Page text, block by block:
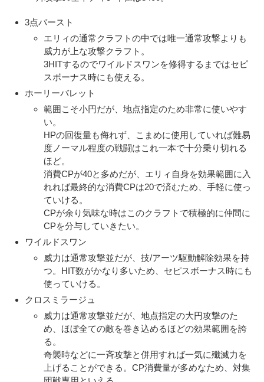
3点バースト
エリィの通常クラフトの中では唯一通常攻撃よりも
威力が上な攻撃クラフト。
3HITするのでワイルドスワンを修得するまではセピ
スボーナス時にも使える。
ホーリーバレット
範囲こそ小円だが、地点指定のため非常に使いやす
い。
HPの回復量も侮れず、こまめに使用していれば難易
度ノーマル程度の戦闘はこれ一本で十分乗り切れる
ほど。
消費CPが40と多めだが、エリィ自身を効果範囲に入
れれば最終的な消費CPは20で済むため、手軽に使っ
ていける。
CPが余り気味な時はこのクラフトで積極的に仲間に
CPを分与していきたい。
ワイルドスワン
威力は通常攻撃並だが、技/アーツ駆動解除効果を持
つ。HIT数がかなり多いため、セピスボーナス時にも
使っていける。
クロスミラージュ
威力は通常攻撃並だが、地点指定の大円攻撃のた
め、ほぼ全ての敵を巻き込めるほどの効果範囲を誇
る。
奇襲時などに一斉攻撃と併用すれば一気に殲滅力を
上げることができる。CP消費量が多めなため、対集